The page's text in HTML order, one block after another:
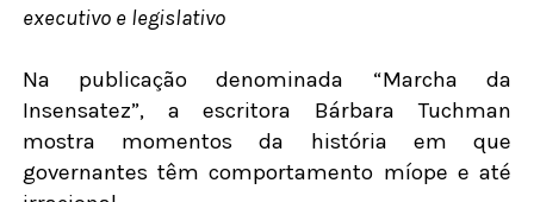
executivo e legislativo
Na publicação denominada “Marcha da
Insensatez”, a escritora Bárbara Tuchman
mostra momentos da história em que
governantes têm comportamento míope e até